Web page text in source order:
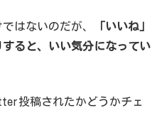
はないのだが、
「いいね」
ると、いい気分になってい
投稿されたかどうかチェ